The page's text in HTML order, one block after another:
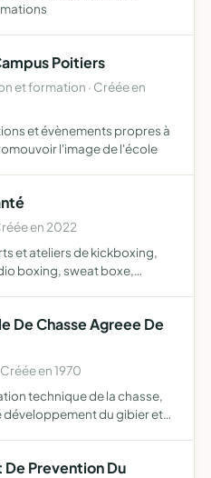
Poitiers
et formation · Créée en
et évènements propres à
l'image de l'école
en 2022
et ateliers de kickboxing,
boxing, sweat boxe,
De Chasse Agreee De
en 1970
technique de la chasse,
développement du gibier et
Prevention Du